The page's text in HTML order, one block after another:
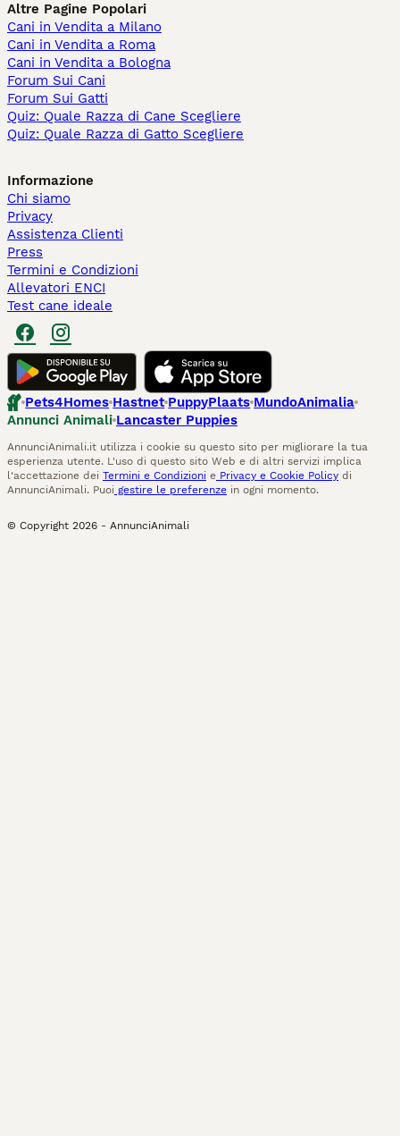
Altre Pagine Popolari
Cani in Vendita a Milano
Cani in Vendita a Roma
Cani in Vendita a Bologna
Forum Sui Cani
Forum Sui Gatti
Quiz: Quale Razza di Cane Scegliere
Quiz: Quale Razza di Gatto Scegliere
Informazione
Chi siamo
Privacy
Assistenza Clienti
Press
Termini e Condizioni
Allevatori ENCI
Test cane ideale
Pets4Homes Hastnet PuppyPlaats MundoAnimalia
Annunci Animali Lancaster Puppies
AnnunciAnimali.it utilizza i cookie su questo sito per migliorare la tua
esperienza utente. L'uso di questo sito Web e di altri servizi implica
l'accettazione dei Termini e Condizioni e Privacy e Cookie Policy di
AnnunciAnimali. Puoi gestire le preferenze in ogni momento.
© Copyright 2026 - AnnunciAnimali